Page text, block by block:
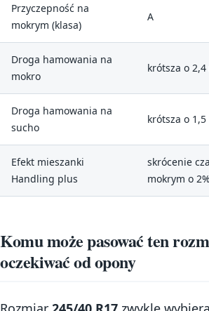
Przyczepność na
mokrym (klasa)
A
Droga hamowania na
mokro
krótsza o 2,4
Droga hamowania na
sucho
krótsza o 1,5
Efekt mieszanki
Handling plus
skrócenie
mokrym o 2%
Komu może pasować ten
oczekiwać od opony